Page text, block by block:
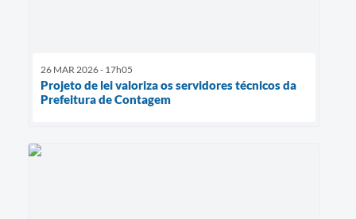
26 MAR 2026 - 17h05
Projeto de lei valoriza os servidores técnicos da
Prefeitura de Contagem